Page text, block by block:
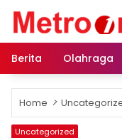
content
Berita
Olahraga
Home
Uncategorized